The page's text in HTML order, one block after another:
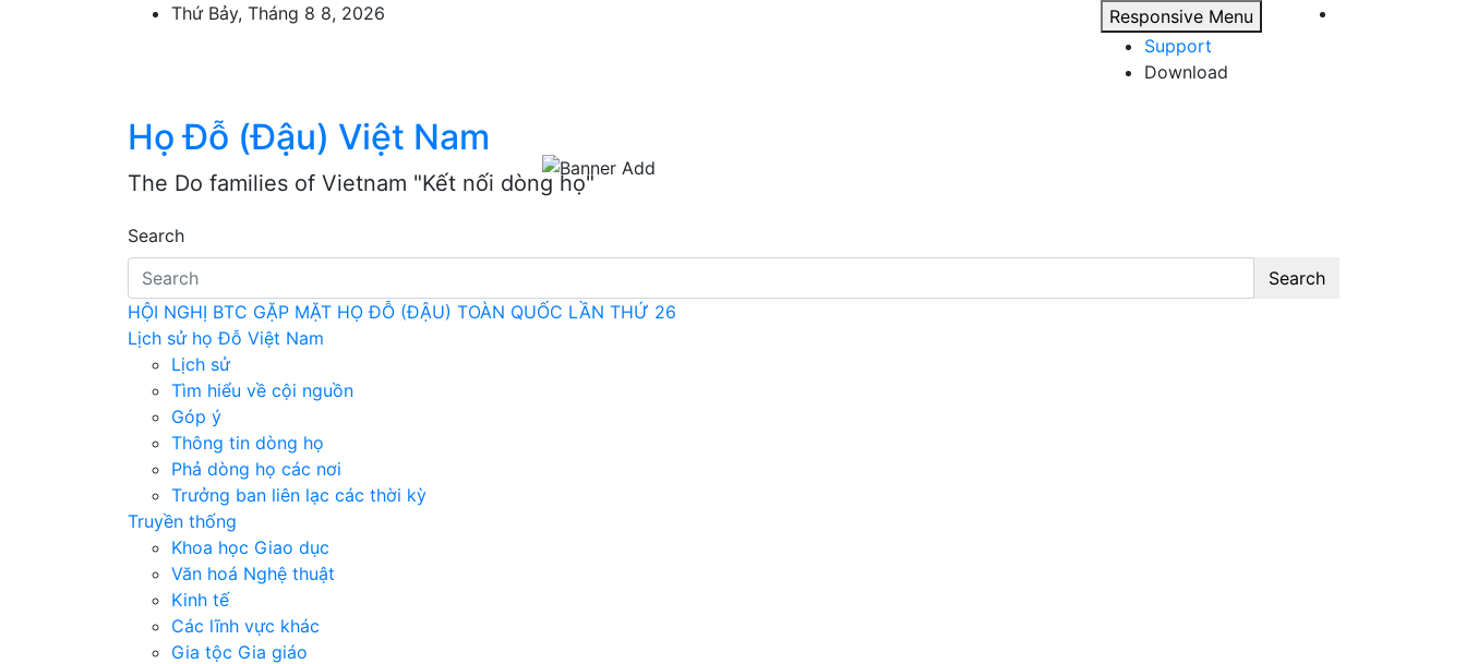
Thứ Bảy, Tháng 8 8, 2026
Responsive Menu
Support
Download
Họ Đỗ (Đậu) Việt Nam
The Do families of Vietnam "Kết nối dòng họ"
Search
Search
HỘI NGHỊ BTC GẶP MẶT HỌ ĐỖ (ĐẬU) TOÀN QUỐC LẦN THỨ 26
Lịch sử họ Đỗ Việt Nam
Lịch sử
Tìm hiểu về cội nguồn
Góp ý
Thông tin dòng họ
Phả dòng họ các nơi
Trưởng ban liên lạc các thời kỳ
Truyền thống
Khoa học Giao dục
Văn hoá Nghệ thuật
Kinh tế
Các lĩnh vực khác
Gia tộc Gia giáo